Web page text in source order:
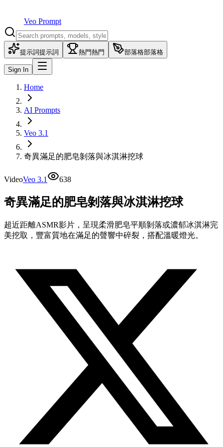
Veo Prompt
提示詞提示詞 熱門熱門 部落格部落格
Sign In
Home
AI Prompts
Veo 3.1
奇異滿足的肥皂剝落與冰淇淋挖球
VideoVeo 3.1 638
奇異滿足的肥皂剝落與冰淇淋挖球
超近距離ASMR影片，呈現柔滑肥皂平順剝落或濃郁冰淇淋完
美挖取，豐富質地在滿足的聲響中碎裂，搭配溫暖燈光。